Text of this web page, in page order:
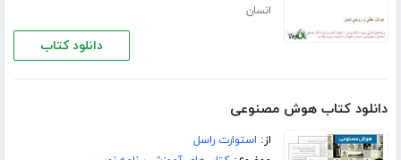
انسان
دانلود کتاب
دانلود کتاب هوش مصنوعی
از: استوارت راسل